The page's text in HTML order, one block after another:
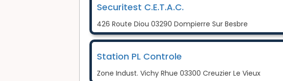
Securitest C.E.T.A.C.
426 Route Diou 03290 Dompierre Sur Besbre
Station PL Controle
Zone Indust. Vichy Rhue 03300 Creuzier Le Vieux